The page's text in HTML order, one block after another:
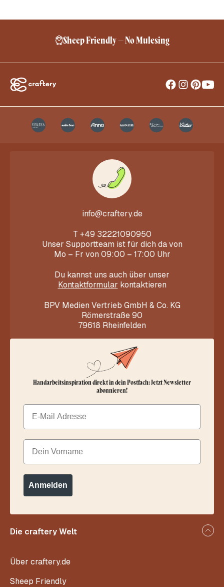
Kostenlose Lieferung ab 24,95 €
info@craftery.de
T +49 32221090950
Unser Supportteam ist für dich da von
Mo – Fr von 09:00 – 17:00 Uhr
Du kannst uns auch über unser
Kontaktformular kontaktieren
BPV Medien Vertrieb GmbH & Co. KG
Römerstraße 90
79618 Rheinfelden
Die craftery Welt
Über craftery.de
Sheep Friendly
Handarbeitsinspiration direkt in dein Postfach: Jetzt Newsletter
abonnieren!
Email
Dein Vorname
Anmelden